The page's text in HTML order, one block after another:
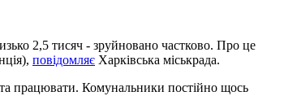
2,5 тисяч - зруйновано частково. Про це
повідомляє Харківська міськрада.
працювати. Комунальники постійно щось